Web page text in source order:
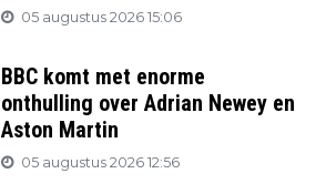
05 augustus 2026 15:06
BBC komt met enorme
onthulling over Adrian Newey en
Aston Martin
05 augustus 2026 12:56